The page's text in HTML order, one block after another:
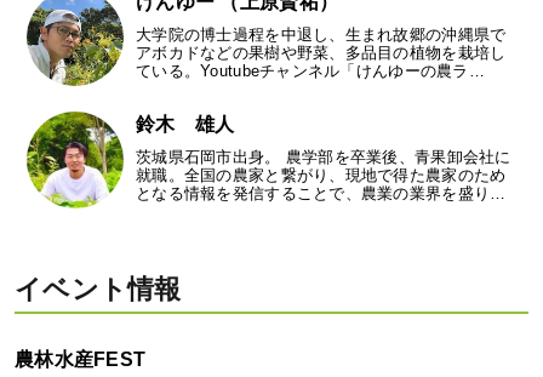
大学院の博士過程を中退し、生まれ故郷の沖縄県で
アボカドなどの果樹や野菜、多品目の植物を栽培し
ている。Youtubeチャンネル「けんゆーの農ラ…
鈴木 雄人
茨城県石岡市出身。 農学部を卒業後、青果卸会社に
就職。全国の農家と繋がり、現地で得た農家のため
となる情報を発信することで、農業の業界を盛り…
イベント情報
農林水産FEST